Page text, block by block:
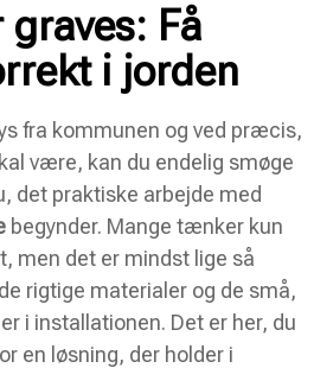
graves: Få
i jorden
fra kommunen og ved præcis,
være, kan du endelig smøge
det praktiske arbejde med
begynder. Mange tænker kun
men det er mindst lige så
rigtige materialer og de små,
i installationen. Det er her, du
en løsning, der holder i